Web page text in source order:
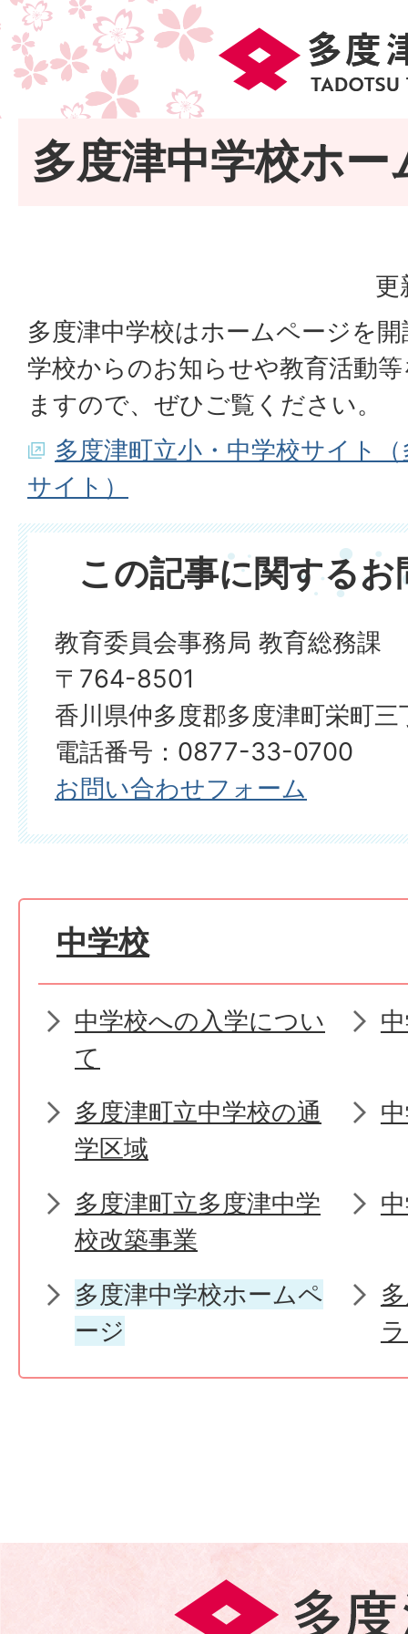
多度津中学校ホー
更
多度津中学校はホームページを
学校からのお知らせや教育活動
ますので、ぜひご覧ください。
多度津町立小・中学校サイト
サイト）
この記事に関する
教育委員会事務局 教育総務課
〒764-8501
香川県仲多度郡多度津町栄町
電話番号：0877-33-0700
お問い合わせフォーム
中学校
中学校への入学につい
て
多度津町立中学校の通
学区域
多度津町立多度津中学
校改築事業
多度津中学校ホームペ
ージ
多